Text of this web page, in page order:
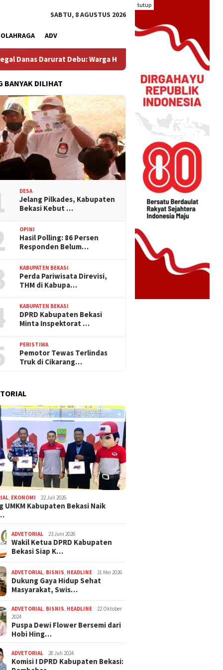
tutup
SABTU, 8 AGUSTUS 2026
OLAHRAGA ADV
Debu: Warga Hegarmukti Protes Ceceran Material dari Truk
BANYAK DILIHAT
DESA
Jelang Pilkades, Kabupaten
Bekasi Kebut …
OPINI
Hasil Polling: 86 Persen
Responden Belum…
KABUPATEN BEKASI
Perda Pariwisata Direvisi,
THM di Kabupa…
KABUPATEN BEKASI
DPRD Kabupaten Bekasi
Minta Inspektorat …
PERISTIWA
Pemotor Tewas Terlindas
Truk di Cikarang…
EKONOMI 22 Juli 2026
UMKM Kabupaten Bekasi Naik
ADVETORIAL 23 Juni 2026
Wakil Ketua DPRD Kabupaten
Bekasi Siap K…
ADVETORIAL BISNIS HEADLINE 21 Mei 2026
Dukung Gaya Hidup Sehat
Masyarakat, Swis…
ADVETORIAL BISNIS HEADLINE
22 Oktober
2024
Puspa Dewi Flower Bersemi dari
Hobi Hing…
ADVETORIAL 28 Juli 2024
Komisi I DPRD Kabupaten Bekasi: